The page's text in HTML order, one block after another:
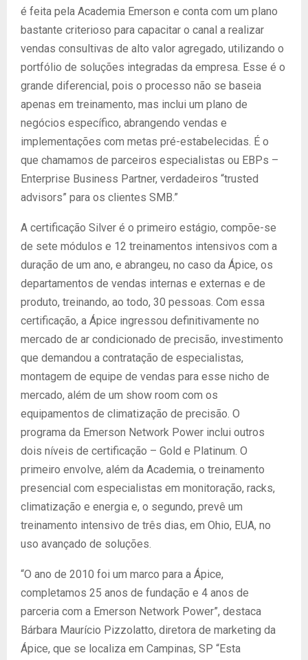
é feita pela Academia Emerson e conta com um plano
bastante criterioso para capacitar o canal a realizar
vendas consultivas de alto valor agregado, utilizando o
portfólio de soluções integradas da empresa. Esse é o
grande diferencial, pois o processo não se baseia
apenas em treinamento, mas inclui um plano de
negócios específico, abrangendo vendas e
implementações com metas pré-estabelecidas. É o
que chamamos de parceiros especialistas ou EBPs –
Enterprise Business Partner, verdadeiros “trusted
advisors” para os clientes SMB.”
A certificação Silver é o primeiro estágio, compõe-se
de sete módulos e 12 treinamentos intensivos com a
duração de um ano, e abrangeu, no caso da Ápice, os
departamentos de vendas internas e externas e de
produto, treinando, ao todo, 30 pessoas. Com essa
certificação, a Ápice ingressou definitivamente no
mercado de ar condicionado de precisão, investimento
que demandou a contratação de especialistas,
montagem de equipe de vendas para esse nicho de
mercado, além de um show room com os
equipamentos de climatização de precisão. O
programa da Emerson Network Power inclui outros
dois níveis de certificação – Gold e Platinum. O
primeiro envolve, além da Academia, o treinamento
presencial com especialistas em monitoração, racks,
climatização e energia e, o segundo, prevê um
treinamento intensivo de três dias, em Ohio, EUA, no
uso avançado de soluções.
“O ano de 2010 foi um marco para a Ápice,
completamos 25 anos de fundação e 4 anos de
parceria com a Emerson Network Power”, destaca
Bárbara Maurício Pizzolatto, diretora de marketing da
Ápice, que se localiza em Campinas, SP “Esta